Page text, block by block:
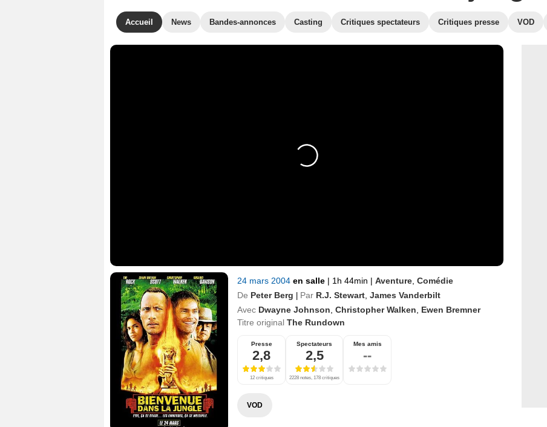
Accueil News Bandes-annonces Casting Critiques spectateurs Critiques presse VOD
24 mars 2004 en salle | 1h 44min | Aventure Comédie
De Peter Berg | Par R.J. Stewart James Vanderbilt
Avec Dwayne Johnson Christopher Walken
Ewen Bremner
Titre original The Rundown
Presse
2,8
12 critiques
Spectateurs
2,5
2228 notes, 178 critiques
Mes amis
--
VOD